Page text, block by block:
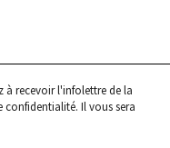
à recevoir l'infolettre de la
confidentialité. Il vous sera